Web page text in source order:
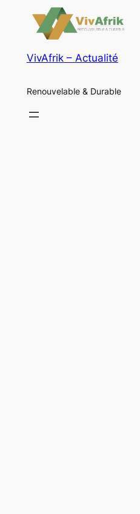
VivAfrik – Actualité
Renouvelable & Durable